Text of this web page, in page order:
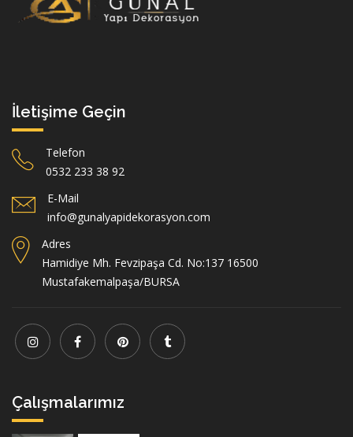
İletişime Geçin
Telefon
0532 233 38 92
E-Mail
info@gunalyapidekorasyon.com
Adres
Hamidiye Mh. Fevzipaşa Cd. No:137 16500
Mustafakemalpaşa/BURSA
Çalışmalarımız